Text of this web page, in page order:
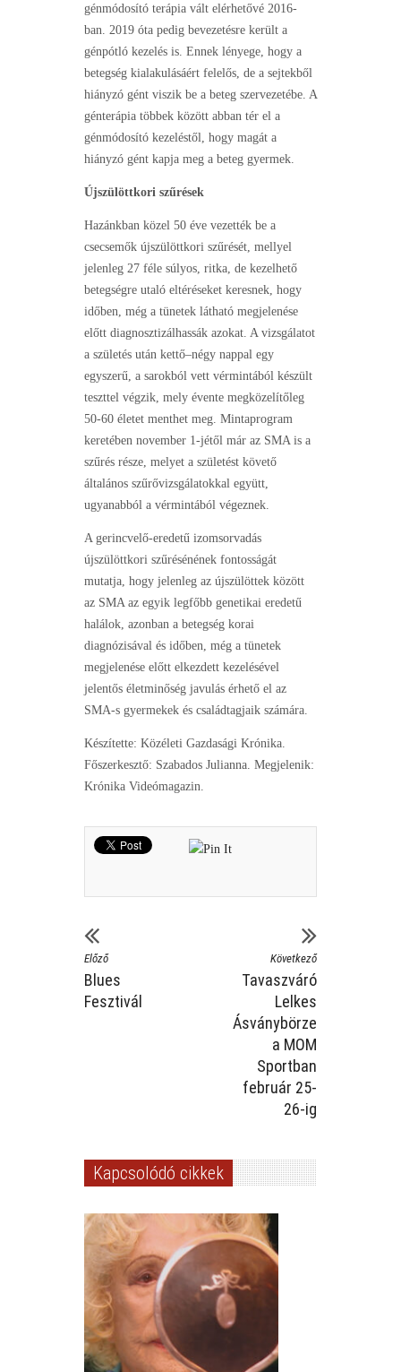
génmódosító terápia vált elérhetővé 2016-
ban. 2019 óta pedig bevezetésre került a
génpótló kezelés is. Ennek lényege, hogy a
betegség kialakulásáért felelős, de a sejtekből
hiányzó gént viszik be a beteg szervezetébe. A
génterápia többek között abban tér el a
génmódosító kezeléstől, hogy magát a
hiányzó gént kapja meg a beteg gyermek.
Újszülöttkori szűrések
Hazánkban közel 50 éve vezették be a
csecsemők újszülöttkori szűrését, mellyel
jelenleg 27 féle súlyos, ritka, de kezelhető
betegségre utaló eltéréseket keresnek, hogy
időben, még a tünetek látható megjelenése
előtt diagnosztizálhassák azokat. A vizsgálatot
a születés után kettő–négy nappal egy
egyszerű, a sarokból vett vérmintából készült
teszttel végzik, mely évente megközelítőleg
50-60 életet menthet meg. Mintaprogram
keretében november 1-jétől már az SMA is a
szűrés része, melyet a születést követő
általános szűrővizsgálatokkal együtt,
ugyanabból a vérmintából végeznek.
A gerincvelő-eredetű izomsorvadás
újszülöttkori szűrésénének fontosságát
mutatja, hogy jelenleg az újszülöttek között
az SMA az egyik legfőbb genetikai eredetű
halálok, azonban a betegség korai
diagnózisával és időben, még a tünetek
megjelenése előtt elkezdett kezelésével
jelentős életminőség javulás érhető el az
SMA-s gyermekek és családtagjaik számára.
Készítette: Közéleti Gazdasági Krónika.
Főszerkesztő: Szabados Julianna. Megjelenik:
Krónika Videómagazin.
Előző
Blues
Fesztivál
Következő
Tavaszváró
Lelkes
Ásványbörze
a MOM
Sportban
február 25-
26-ig
Kapcsolódó cikkek